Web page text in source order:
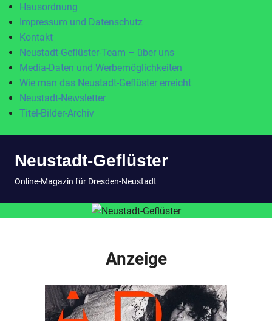
Hausordnung
Impressum und Datenschutz
Kontakt
Neustadt-Geflüster-Team – über uns
Media-Daten und Werbemöglichkeiten
Wie man das Neustadt-Geflüster erreicht
Neustadt-Newsletter
Titel-Bilder-Archiv
InhaltNeustadt-Geflüster
Online-Magazin für Dresden-Neustadt
Anzeige